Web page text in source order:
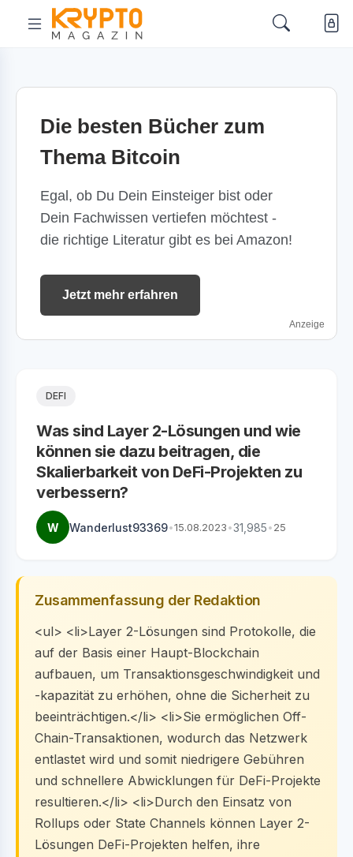
Die besten Bücher zum
Thema Bitcoin
Egal, ob Du Dein Einsteiger bist oder
Dein Fachwissen vertiefen möchtest -
die richtige Literatur gibt es bei Amazon!
Jetzt mehr erfahren
Anzeige
DEFI
Was sind Layer 2-Lösungen und wie
können sie dazu beitragen, die
Skalierbarkeit von DeFi-Projekten zu
verbessern?
W Wanderlust93369•15.08.2023•31,985•25
Zusammenfassung der Redaktion
<ul> <li>Layer 2-Lösungen sind Protokolle, die
auf der Basis einer Haupt-Blockchain
aufbauen, um Transaktionsgeschwindigkeit und
-kapazität zu erhöhen, ohne die Sicherheit zu
beeinträchtigen.</li> <li>Sie ermöglichen Off-
Chain-Transaktionen, wodurch das Netzwerk
entlastet wird und somit niedrigere Gebühren
und schnellere Abwicklungen für DeFi-Projekte
resultieren.</li> <li>Durch den Einsatz von
Rollups oder State Channels können Layer 2-
Lösungen DeFi-Projekten helfen, ihre